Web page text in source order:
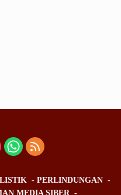
PERLINDUNGAN
MEDIA SIBER